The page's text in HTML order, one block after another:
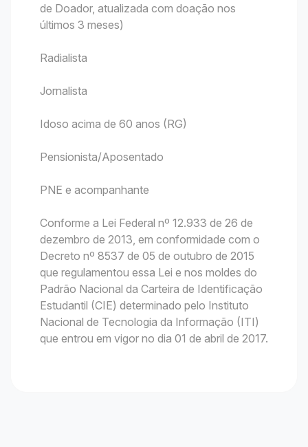
de Doador, atualizada com doação nos
últimos 3 meses)
Radialista
Jornalista
Idoso acima de 60 anos (RG)
Pensionista/Aposentado
PNE e acompanhante
Conforme a Lei Federal nº 12.933 de 26 de
dezembro de 2013, em conformidade com o
Decreto nº 8537 de 05 de outubro de 2015
que regulamentou essa Lei e nos moldes do
Padrão Nacional da Carteira de Identificação
Estudantil (CIE) determinado pelo Instituto
Nacional de Tecnologia da Informação (ITI)
que entrou em vigor no dia 01 de abril de 2017.